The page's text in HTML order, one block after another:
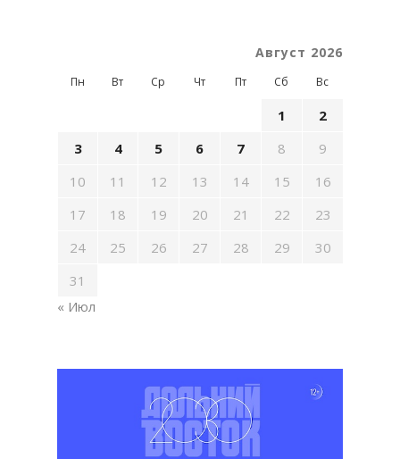
Август 2026
Пн Вт Ср Чт Пт Сб Вс
1
2
3
4 5 6 7 8
9
10
11 12 13 14 15
16
17
18 19 20 21 22
23
24
25 26 27 28 29
30
31
« Июл